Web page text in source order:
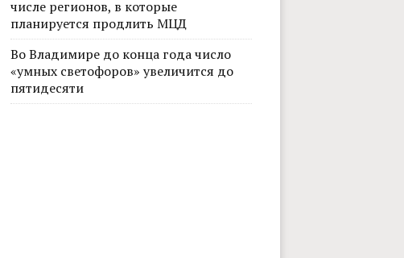
числе регионов, в которые
планируется продлить МЦД
Во Владимире до конца года число
«умных светофоров» увеличится до
пятидесяти